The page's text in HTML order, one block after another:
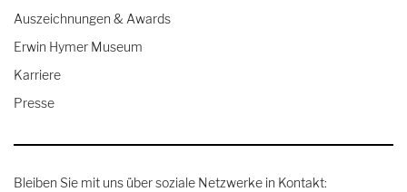
Auszeichnungen & Awards
Erwin Hymer Museum
Karriere
Presse
Bleiben Sie mit uns über soziale Netzwerke in Kontakt: